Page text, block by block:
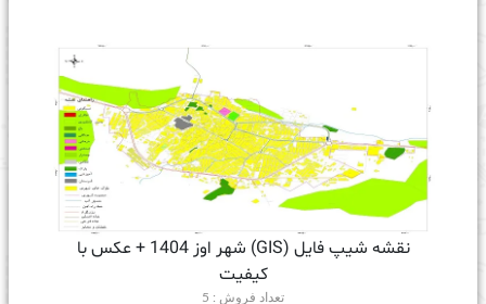
نقشه شیپ فایل (GIS) شهر اوز 1404 + عکس با
کیفیت
تعداد فروش : 5